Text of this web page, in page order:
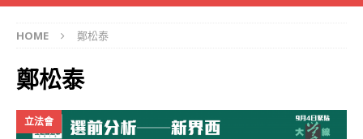
HOME 鄭松泰
鄭松泰
立法會